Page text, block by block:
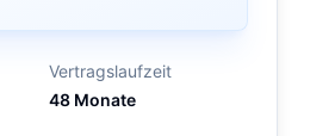
Vertragslaufzeit
48 Monate